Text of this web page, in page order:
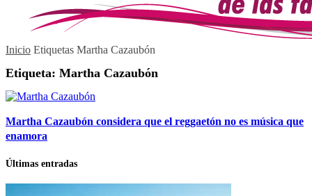
Inicio Etiquetas Martha Cazaubón
Etiqueta: Martha Cazaubón
Martha Cazaubón considera que el reggaetón no es música que
enamora
Últimas entradas